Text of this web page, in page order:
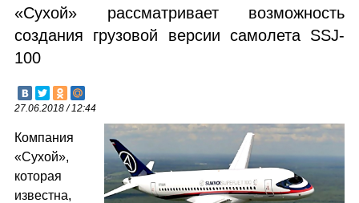
Новинки
Статьи
«Сухой» рассматривает возможность
создания грузовой версии самолета SSJ-
100
27.06.2018 / 12:44
Компания
«Сухой»,
которая
известна,